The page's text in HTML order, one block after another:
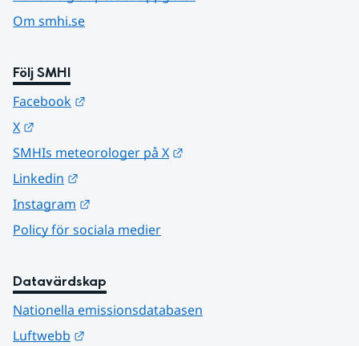
Om smhi.se
Följ SMHI
Facebook
X
SMHIs meteorologer på X
Linkedin
Instagram
Policy för sociala medier
Datavärdskap
Nationella emissionsdatabasen
Luftwebb